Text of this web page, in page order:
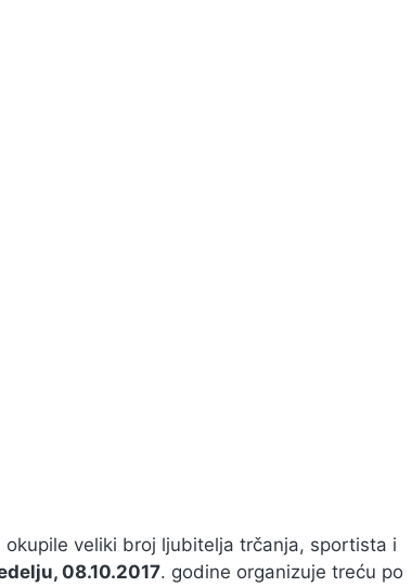
veliki broj ljubitelja trčanja, sportista i
08.10.2017. godine organizuje treću po